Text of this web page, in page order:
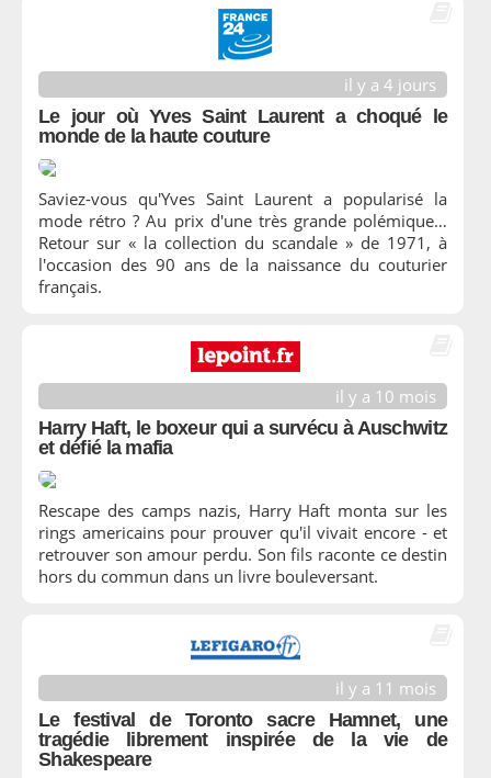
il y a 4 jours
Le jour où Yves Saint Laurent a choqué le
monde de la haute couture
Saviez-vous qu'Yves Saint Laurent a popularisé la
mode rétro ? Au prix d'une très grande polémique…
Retour sur « la collection du scandale » de 1971, à
l'occasion des 90 ans de la naissance du couturier
français.
il y a 10 mois
Harry Haft, le boxeur qui a survécu à Auschwitz
et défié la mafia
Rescape des camps nazis, Harry Haft monta sur les
rings americains pour prouver qu'il vivait encore - et
retrouver son amour perdu. Son fils raconte ce destin
hors du commun dans un livre bouleversant.
il y a 11 mois
Le festival de Toronto sacre Hamnet, une
tragédie librement inspirée de la vie de
Shakespeare